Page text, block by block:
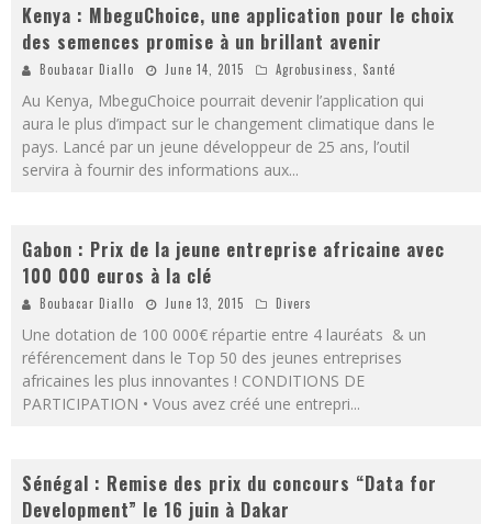
Kenya : MbeguChoice, une application pour le choix
des semences promise à un brillant avenir
Boubacar Diallo June 14, 2015 Agrobusiness Santé
Au Kenya, MbeguChoice pourrait devenir l’application qui
aura le plus d’impact sur le changement climatique dans le
pays. Lancé par un jeune développeur de 25 ans, l’outil
servira à fournir des informations aux...
Gabon : Prix de la jeune entreprise africaine avec
100 000 euros à la clé
Boubacar Diallo June 13, 2015 Divers
Une dotation de 100 000€ répartie entre 4 lauréats & un
référencement dans le Top 50 des jeunes entreprises
africaines les plus innovantes ! CONDITIONS DE
PARTICIPATION • Vous avez créé une entrepri...
Sénégal : Remise des prix du concours “Data for
Development” le 16 juin à Dakar